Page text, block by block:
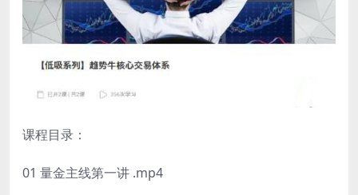
课程目录：
01 量金主线第一讲 .mp4